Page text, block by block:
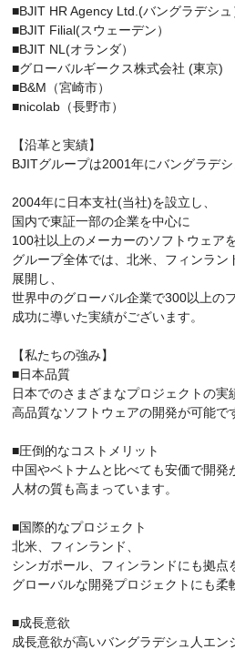
■BJIT HR Agency Ltd.(バングラデシュ
■BJIT Filial(スウェーデン）
■BJIT NL(オランダ）
■グローバルギークス株式会社 (東京)
■B&M（宮崎市）
■nicolab（長野市）
【沿革と実績】
BJITグループは2001年にバングラデシ
2004年に日本支社(当社)を設立し、
国内で東証一部の企業を中心に
100社以上のメーカーのソフトウェア
グループ全体では、北米、フィンラン
展開し、
世界中のグローバル企業で300以上の
成功に導いた実績がございます。
【私たちの強み】
■日本品質
日本でのさまざまなプロジェクトの実
高品質なソフトウェアの開発が可能で
■圧倒的なコストメリット
中国やベトナムと比べても安価で開発
人材の質も高まっています。
■国際的なプロジェクト
北米、フィンランド、
シンガポール、フィンランドにも拠点
グローバルな開発プロジェクトにも柔
■成長意欲
成長意欲が高いバングラデシュ人エン